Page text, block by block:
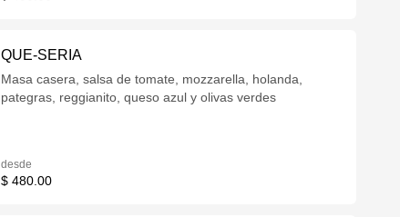
QUE-SERIA
Masa casera, salsa de tomate, mozzarella, holanda,
pategras, reggianito, queso azul y olivas verdes
desde
$ 480.00